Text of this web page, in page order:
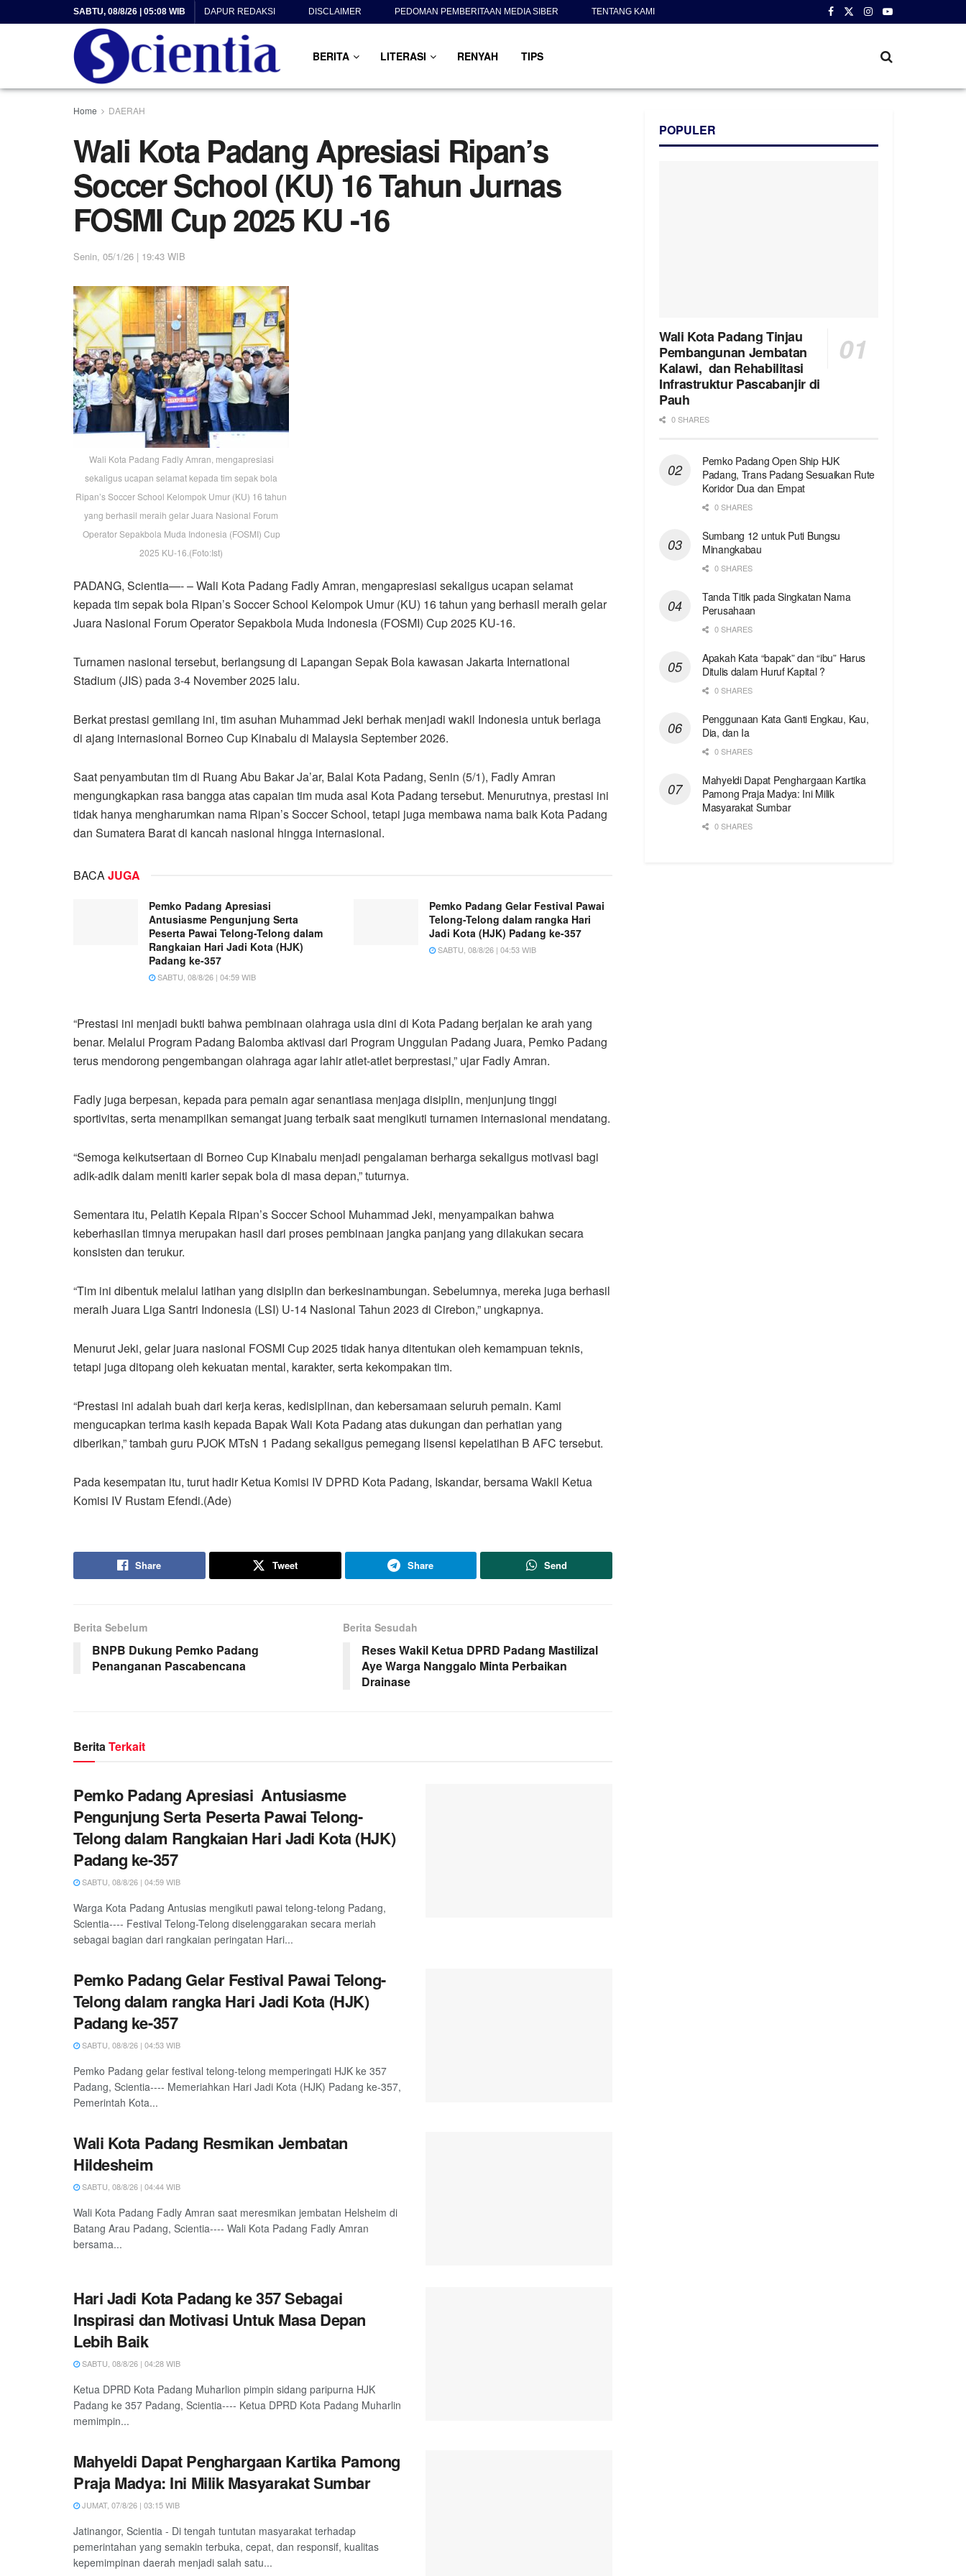
SABTU, 08/8/26 | 05:08 WIB DAPUR REDAKSI DISCLAIMER PEDOMAN PEMBERITAAN MEDIA SIBER TENTANG KAMI
BERITA LITERASI RENYAH TIPS
Home DAERAH
Wali Kota Padang Apresiasi Ripan’s
Soccer School (KU) 16 Tahun Jurnas
FOSMI Cup 2025 KU -16
Senin, 05/1/26 | 19:43 WIB
Wali Kota Padang Fadly Amran, mengapresiasi
sekaligus ucapan selamat kepada tim sepak bola
Ripan’s Soccer School Kelompok Umur (KU) 16 tahun
yang berhasil meraih gelar Juara Nasional Forum
Operator Sepakbola Muda Indonesia (FOSMI) Cup
2025 KU-16.(Foto:Ist)
PADANG, Scientia—- – Wali Kota Padang Fadly Amran, mengapresiasi sekaligus ucapan selamat
kepada tim sepak bola Ripan’s Soccer School Kelompok Umur (KU) 16 tahun yang berhasil meraih gelar
Juara Nasional Forum Operator Sepakbola Muda Indonesia (FOSMI) Cup 2025 KU-16.
Turnamen nasional tersebut, berlangsung di Lapangan Sepak Bola kawasan Jakarta International
Stadium (JIS) pada 3-4 November 2025 lalu.
Berkat prestasi gemilang ini, tim asuhan Muhammad Jeki berhak menjadi wakil Indonesia untuk berlaga
di ajang internasional Borneo Cup Kinabalu di Malaysia September 2026.
Saat penyambutan tim di Ruang Abu Bakar Ja’ar, Balai Kota Padang, Senin (5/1), Fadly Amran
mengungkapkan rasa bangga atas capaian tim muda asal Kota Padang tersebut. Menurutnya, prestasi ini
tidak hanya mengharumkan nama Ripan’s Soccer School, tetapi juga membawa nama baik Kota Padang
dan Sumatera Barat di kancah nasional hingga internasional.
BACAJUGA
Pemko Padang Apresiasi
Antusiasme Pengunjung Serta
Peserta Pawai Telong-Telong dalam
Rangkaian Hari Jadi Kota (HJK)
Padang ke-357
SABTU, 08/8/26 | 04:59 WIB
Pemko Padang Gelar Festival Pawai
Telong-Telong dalam rangka Hari
Jadi Kota (HJK) Padang ke-357
SABTU, 08/8/26 | 04:53 WIB
“Prestasi ini menjadi bukti bahwa pembinaan olahraga usia dini di Kota Padang berjalan ke arah yang
benar. Melalui Program Padang Balomba aktivasi dari Program Unggulan Padang Juara, Pemko Padang
terus mendorong pengembangan olahraga agar lahir atlet-atlet berprestasi,” ujar Fadly Amran.
Fadly juga berpesan, kepada para pemain agar senantiasa menjaga disiplin, menjunjung tinggi
sportivitas, serta menampilkan semangat juang terbaik saat mengikuti turnamen internasional mendatang.
“Semoga keikutsertaan di Borneo Cup Kinabalu menjadi pengalaman berharga sekaligus motivasi bagi
adik-adik dalam meniti karier sepak bola di masa depan,” tuturnya.
Sementara itu, Pelatih Kepala Ripan’s Soccer School Muhammad Jeki, menyampaikan bahwa
keberhasilan timnya merupakan hasil dari proses pembinaan jangka panjang yang dilakukan secara
konsisten dan terukur.
“Tim ini dibentuk melalui latihan yang disiplin dan berkesinambungan. Sebelumnya, mereka juga berhasil
meraih Juara Liga Santri Indonesia (LSI) U-14 Nasional Tahun 2023 di Cirebon,” ungkapnya.
Menurut Jeki, gelar juara nasional FOSMI Cup 2025 tidak hanya ditentukan oleh kemampuan teknis,
tetapi juga ditopang oleh kekuatan mental, karakter, serta kekompakan tim.
“Prestasi ini adalah buah dari kerja keras, kedisiplinan, dan kebersamaan seluruh pemain. Kami
mengucapkan terima kasih kepada Bapak Wali Kota Padang atas dukungan dan perhatian yang
diberikan,” tambah guru PJOK MTsN 1 Padang sekaligus pemegang lisensi kepelatihan B AFC tersebut.
Pada kesempatan itu, turut hadir Ketua Komisi IV DPRD Kota Padang, Iskandar, bersama Wakil Ketua
Komisi IV Rustam Efendi.(Ade)
Share Tweet Share Send
Berita Sebelum
BNPB Dukung Pemko Padang
Penanganan Pascabencana
Berita Sesudah
Reses Wakil Ketua DPRD Padang Mastilizal
Aye Warga Nanggalo Minta Perbaikan
Drainase
BeritaTerkait
Pemko Padang Apresiasi Antusiasme
Pengunjung Serta Peserta Pawai Telong-
Telong dalam Rangkaian Hari Jadi Kota (HJK)
Padang ke-357
SABTU, 08/8/26 | 04:59 WIB
Warga Kota Padang Antusias mengikuti pawai telong-telong Padang,
Scientia---- Festival Telong-Telong diselenggarakan secara meriah
sebagai bagian dari rangkaian peringatan Hari...
Pemko Padang Gelar Festival Pawai Telong-
Telong dalam rangka Hari Jadi Kota (HJK)
Padang ke-357
SABTU, 08/8/26 | 04:53 WIB
Pemko Padang gelar festival telong-telong memperingati HJK ke 357
Padang, Scientia---- Memeriahkan Hari Jadi Kota (HJK) Padang ke-357,
Pemerintah Kota...
Wali Kota Padang Resmikan Jembatan
Hildesheim
SABTU, 08/8/26 | 04:44 WIB
Wali Kota Padang Fadly Amran saat meresmikan jembatan Helsheim di
Batang Arau Padang, Scientia---- Wali Kota Padang Fadly Amran
bersama...
Hari Jadi Kota Padang ke 357 Sebagai
Inspirasi dan Motivasi Untuk Masa Depan
Lebih Baik
SABTU, 08/8/26 | 04:28 WIB
Ketua DPRD Kota Padang Muharlion pimpin sidang paripurna HJK
Padang ke 357 Padang, Scientia---- Ketua DPRD Kota Padang Muharlin
memimpin...
Mahyeldi Dapat Penghargaan Kartika Pamong
Praja Madya: Ini Milik Masyarakat Sumbar
JUMAT, 07/8/26 | 03:15 WIB
Jatinangor, Scientia - Di tengah tuntutan masyarakat terhadap
pemerintahan yang semakin terbuka, cepat, dan responsif, kualitas
kepemimpinan daerah menjadi salah satu...
POPULER
Wali Kota Padang Tinjau
Pembangunan Jembatan
Kalawi, dan Rehabilitasi
Infrastruktur Pascabanjir di
Pauh
0 SHARES
Pemko Padang Open Ship HJK
Padang, Trans Padang Sesuaikan Rute
Koridor Dua dan Empat
0 SHARES
Sumbang 12 untuk Puti Bungsu
Minangkabau
0 SHARES
Tanda Titik pada Singkatan Nama
Perusahaan
0 SHARES
Apakah Kata “bapak” dan “ibu” Harus
Ditulis dalam Huruf Kapital ?
0 SHARES
Penggunaan Kata Ganti Engkau, Kau,
Dia, dan Ia
0 SHARES
Mahyeldi Dapat Penghargaan Kartika
Pamong Praja Madya: Ini Milik
Masyarakat Sumbar
0 SHARES